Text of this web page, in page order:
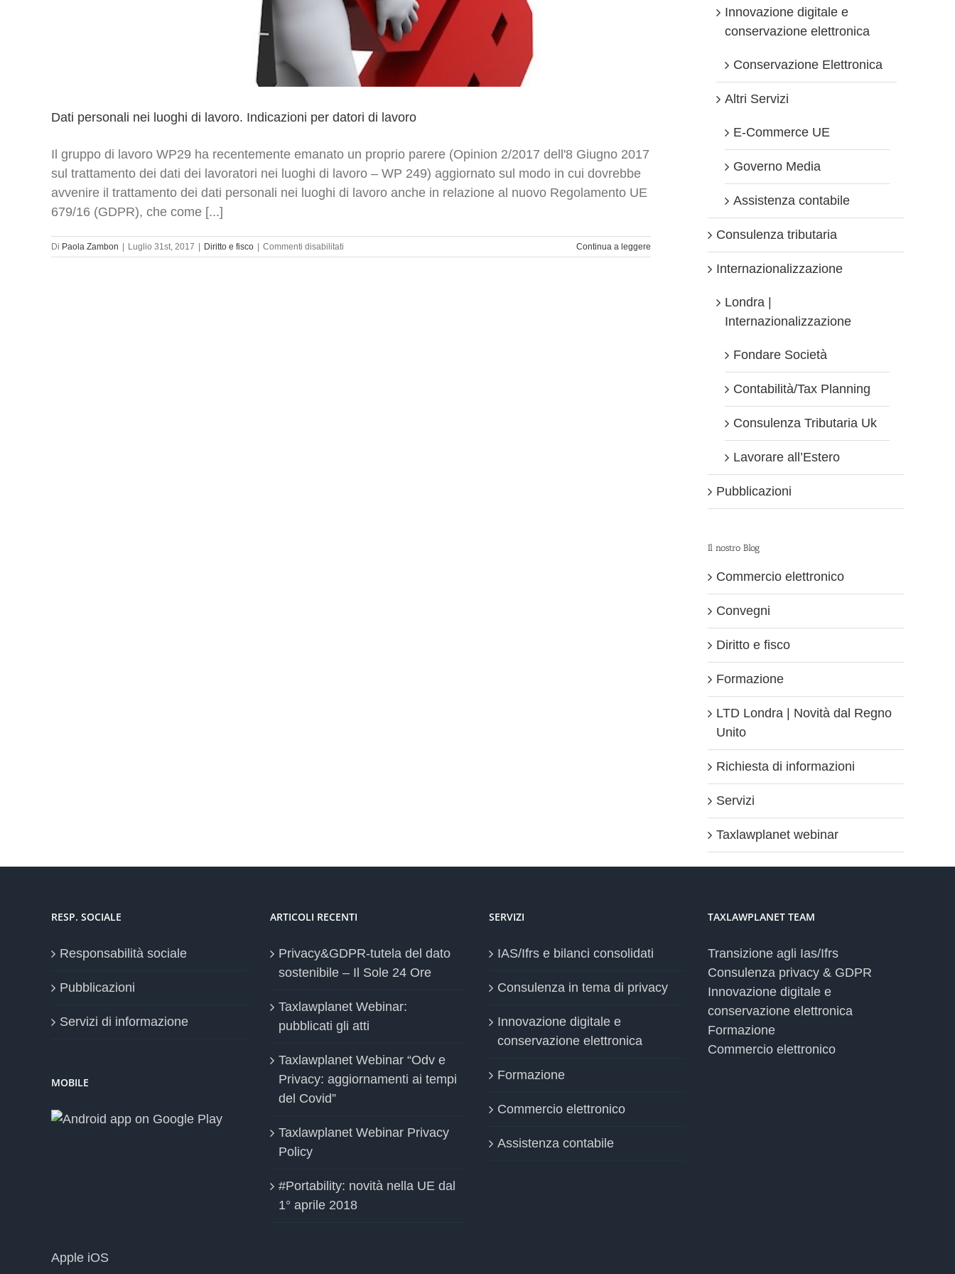
Dati personali nei luoghi di lavoro. Indicazioni per datori di lavoro
Il gruppo di lavoro WP29 ha recentemente emanato un proprio parere (Opinion 2/2017 dell'8 Giugno 2017
sul trattamento dei dati dei lavoratori nei luoghi di lavoro – WP 249) aggiornato sul modo in cui dovrebbe
avvenire il trattamento dei dati personali nei luoghi di lavoro anche in relazione al nuovo Regolamento UE
679/16 (GDPR), che come [...]
Di Paola Zambon | Luglio 31st, 2017 | Diritto e fisco | Commenti disabilitati
Dati
Continua a leggere
Innovazione digitale e
conservazione elettronica
Conservazione Elettronica
Altri Servizi
E-Commerce UE
Governo Media
Assistenza contabile
Consulenza tributaria
Internazionalizzazione
Londra |
Internazionalizzazione
Fondare Società
Contabilità/Tax Planning
Consulenza Tributaria Uk
Lavorare all’Estero
Pubblicazioni
Il nostro Blog
Commercio elettronico
Convegni
Diritto e fisco
Formazione
LTD Londra | Novità dal Regno
Unito
Richiesta di informazioni
Servizi
Taxlawplanet webinar
RESP. SOCIALE
Responsabilità sociale
Pubblicazioni
Servizi di informazione
MOBILE
Apple iOS
ARTICOLI RECENTI
Privacy&GDPR-tutela del dato
sostenibile – Il Sole 24 Ore
Taxlawplanet Webinar:
pubblicati gli atti
Taxlawplanet Webinar “Odv e
Privacy: aggiornamenti ai tempi
del Covid”
Taxlawplanet Webinar Privacy
Policy
#Portability: novità nella UE dal
1° aprile 2018
SERVIZI
IAS/Ifrs e bilanci consolidati
Consulenza in tema di privacy
Innovazione digitale e
conservazione elettronica
Formazione
Commercio elettronico
Assistenza contabile
TAXLAWPLANET TEAM
Transizione agli Ias/Ifrs
Consulenza privacy & GDPR
Innovazione digitale e
conservazione elettronica
Formazione
Commercio elettronico